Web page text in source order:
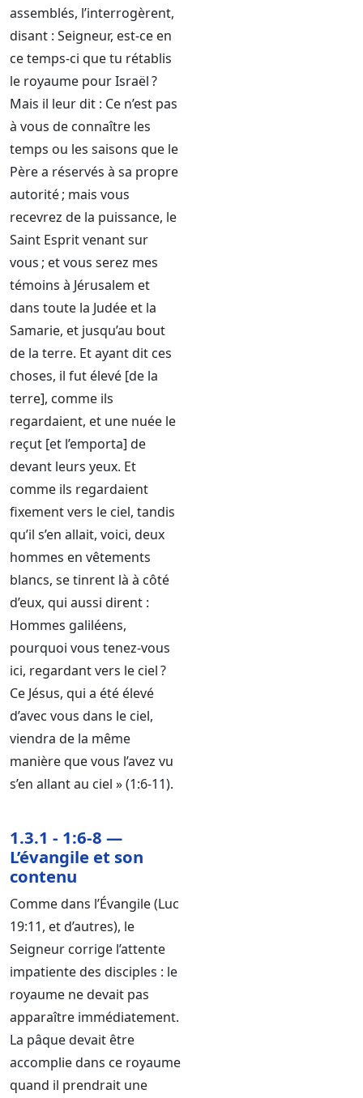
assemblés, l’interrogèrent,
disant : Seigneur, est-ce en
ce temps-ci que tu rétablis
le royaume pour Israël ?
Mais il leur dit : Ce n’est pas
à vous de connaître les
temps ou les saisons que le
Père a réservés à sa propre
autorité ; mais vous
recevrez de la puissance, le
Saint Esprit venant sur
vous ; et vous serez mes
témoins à Jérusalem et
dans toute la Judée et la
Samarie, et jusqu’au bout
de la terre. Et ayant dit ces
choses, il fut élevé [de la
terre], comme ils
regardaient, et une nuée le
reçut [et l’emporta] de
devant leurs yeux. Et
comme ils regardaient
fixement vers le ciel, tandis
qu’il s’en allait, voici, deux
hommes en vêtements
blancs, se tinrent là à côté
d’eux, qui aussi dirent :
Hommes galiléens,
pourquoi vous tenez-vous
ici, regardant vers le ciel ?
Ce Jésus, qui a été élevé
d’avec vous dans le ciel,
viendra de la même
manière que vous l’avez vu
s’en allant au ciel » (1:6-11).
1.3.1 - 1:6-8 —
L’évangile et son
contenu
Comme dans l’Évangile (Luc
19:11, et d’autres), le
Seigneur corrige l’attente
impatiente des disciples : le
royaume ne devait pas
apparaître immédiatement.
La pâque devait être
accomplie dans ce royaume
quand il prendrait une